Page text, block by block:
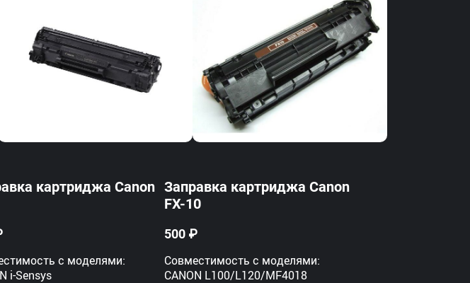
картриджа Canon
с моделями:
i-Sensys
Заправка картриджа Canon
FX-10
500 ₽
Совместимость с моделями:
CANON L100/L120/MF4018